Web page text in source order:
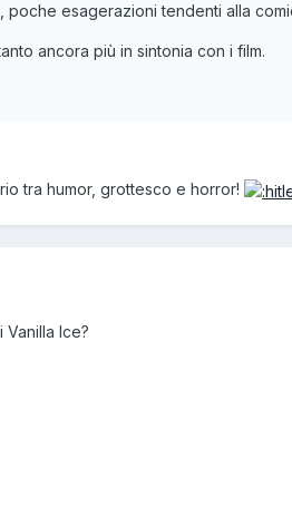
esagerazioni tendenti alla
ancora più in sintonia con i film.
tra humor, grottesco e horror!
Ice?